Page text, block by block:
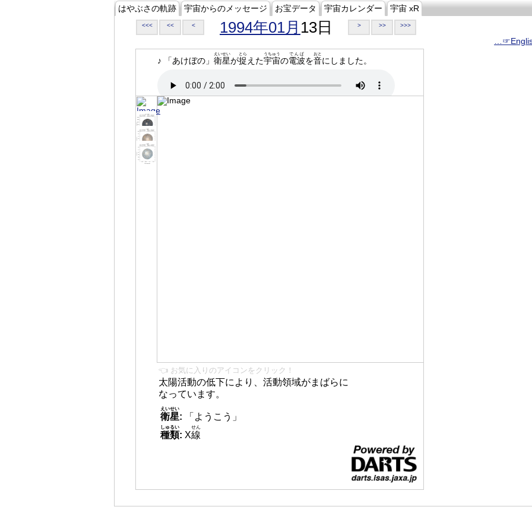
はやぶさの軌跡 宇宙からのメッセージ お宝データ 宇宙カレンダー 宇宙 xR
<<< << < 1994年01月 13日 > >> >>>
♪ 「あけぼの」 衛星
えいせい
が捉
とら
えた宇宙
うちゅう
の電波
でんぱ
を音
おと
にしました。
👈 お気に入りのアイコンをクリック！
太陽活動の低下により、活動領域がまばらに
なっています。
衛星
えいせい
:
「ようこう」
種類
しゅるい
: X線
せん